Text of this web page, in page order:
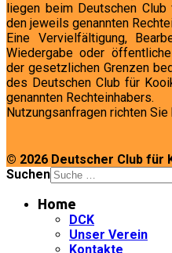
liegen beim Deutschen
den jeweils genannten
Eine Vervielfältigung,
Wiedergabe oder
der gesetzlichen Grenzen
des Deutschen Club für
genannten Rechteinhabers.
Nutzungsanfragen richten
© 2026 Deutscher Club für
Suchen
Home
DCK
Unser Verein
Kontakte